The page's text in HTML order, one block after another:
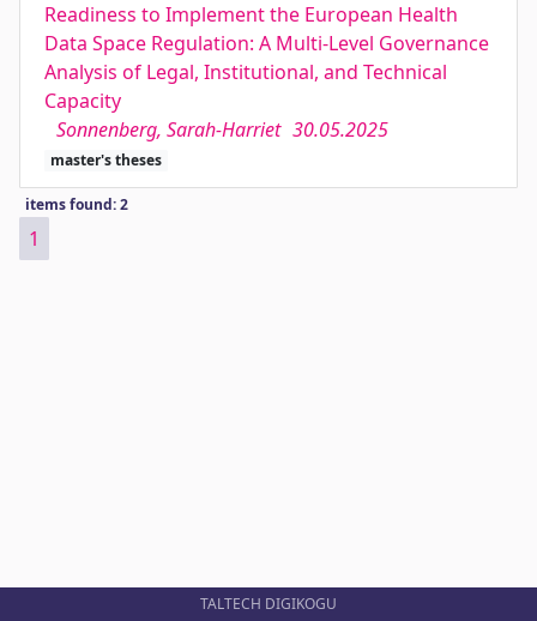
Readiness to Implement the European Health
Data Space Regulation: A Multi-Level Governance
Analysis of Legal, Institutional, and Technical
Capacity
Sonnenberg, Sarah-Harriet 30.05.2025
master's theses
items found: 2
1
TALTECH DIGIKOGU